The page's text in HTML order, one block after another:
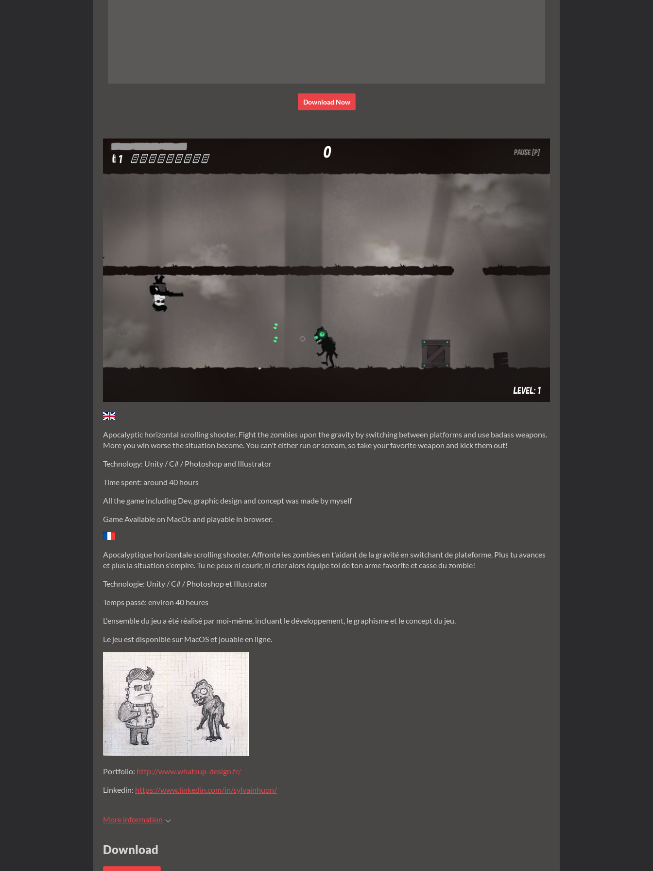
Download Now
Apocalyptic horizontal scrolling shooter. Fight the zombies upon the gravity by switching between platforms and use badass weapons.
More you win worse the situation become. You can't either run or scream, so take your favorite weapon and kick them out!
Technology: Unity / C# / Photoshop and Illustrator
Time spent: around 40 hours
All the game including Dev, graphic design and concept was made by myself
Game Available on MacOs and playable in browser.
Apocalyptique horizontale scrolling shooter. Affronte les zombies en t'aidant de la gravité en switchant de plateforme. Plus tu avances
et plus la situation s'empire. Tu ne peux ni courir, ni crier alors équipe toi de ton arme favorite et casse du zombie!
Technologie: Unity / C# / Photoshop et Illustrator
Temps passé: environ 40 heures
L'ensemble du jeu a été réalisé par moi-même, incluant le développement, le graphisme et le concept du jeu.
Le jeu est disponible sur MacOS et jouable en ligne.
Portfolio: http://www.whatsup-design.fr/
Linkedin: https://www.linkedin.com/in/sylvainhuon/
More information
Download